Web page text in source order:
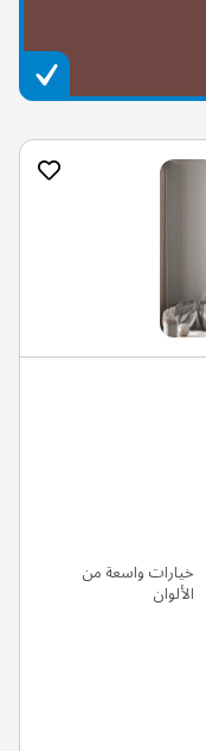
خيارات واسعة من
الألوان